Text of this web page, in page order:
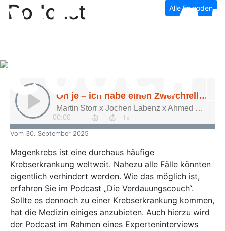
Podcast Alle Episoden
Vom 30. September 2025
Magenkrebs ist eine durchaus häufige
Krebserkrankung weltweit. Nahezu alle Fälle könnten
eigentlich verhindert werden. Wie das möglich ist,
erfahren Sie im Podcast „Die Verdauungscouch“.
Sollte es dennoch zu einer Krebserkrankung kommen,
hat die Medizin einiges anzubieten. Auch hierzu wird
der Podcast im Rahmen eines Experteninterviews